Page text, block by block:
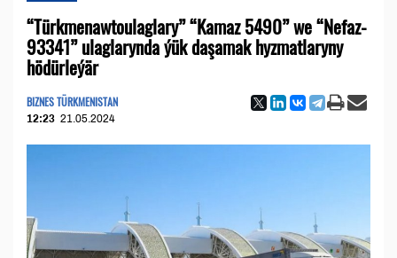
“Türkmenawtoulaglary” “Kamaz 5490” we “Nefaz-
93341” ulaglarynda ýük daşamak hyzmatlaryny
hödürleýär
BIZNES TÜRKMENISTAN
12:23 21.05.2024